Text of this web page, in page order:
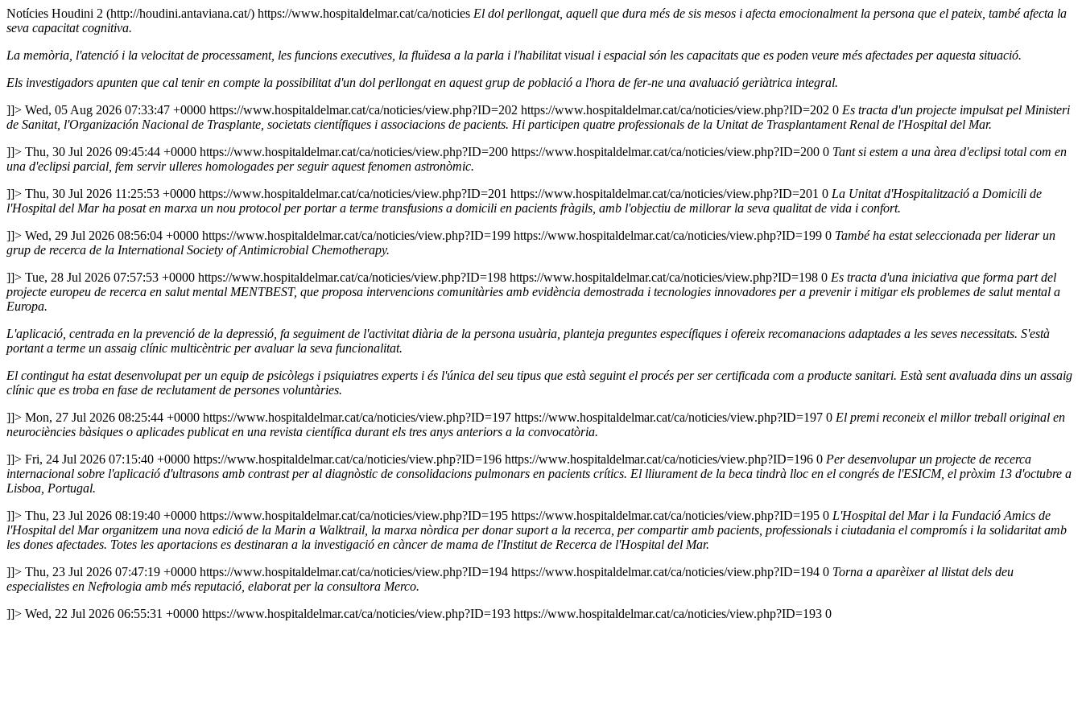
Notícies Houdini 2 (http://houdini.antaviana.cat/) https://www.hospitaldelmar.cat/ca/noticies El dol perllongat, aquell que dura més de sis mesos i afecta emocionalment la persona que el pateix, també afecta la
seva capacitat cognitiva.
La memòria, l'atenció i la velocitat de processament, les funcions executives, la fluïdesa a la parla i l'habilitat visual i espacial són les capacitats que es poden veure més afectades per aquesta situació.
Els investigadors apunten que cal tenir en compte la possibilitat d'un dol perllongat en aquest grup de població a l'hora de fer-ne una avaluació geriàtrica integral.
]]> Wed, 05 Aug 2026 07:33:47 +0000 https://www.hospitaldelmar.cat/ca/noticies/view.php?ID=202 https://www.hospitaldelmar.cat/ca/noticies/view.php?ID=202 0 Es tracta d'un projecte impulsat pel Ministeri
de Sanitat, l'Organización Nacional de Trasplante, societats científiques i associacions de pacients. Hi participen quatre professionals de la Unitat de Trasplantament Renal de l'Hospital del Mar.
]]> Thu, 30 Jul 2026 09:45:44 +0000 https://www.hospitaldelmar.cat/ca/noticies/view.php?ID=200 https://www.hospitaldelmar.cat/ca/noticies/view.php?ID=200 0 Tant si estem a una àrea d'eclipsi total com en
una d'eclipsi parcial, fem servir ulleres homologades per seguir aquest fenomen astronòmic.
]]> Thu, 30 Jul 2026 11:25:53 +0000 https://www.hospitaldelmar.cat/ca/noticies/view.php?ID=201 https://www.hospitaldelmar.cat/ca/noticies/view.php?ID=201 0 La Unitat d'Hospitalització a Domicili de
l'Hospital del Mar ha posat en marxa un nou protocol per portar a terme transfusions a domicili en pacients fràgils, amb l'objectiu de millorar la seva qualitat de vida i confort.
]]> Wed, 29 Jul 2026 08:56:04 +0000 https://www.hospitaldelmar.cat/ca/noticies/view.php?ID=199 https://www.hospitaldelmar.cat/ca/noticies/view.php?ID=199 0 També ha estat seleccionada per liderar un
grup de recerca de la International Society of Antimicrobial Chemotherapy.
]]> Tue, 28 Jul 2026 07:57:53 +0000 https://www.hospitaldelmar.cat/ca/noticies/view.php?ID=198 https://www.hospitaldelmar.cat/ca/noticies/view.php?ID=198 0 Es tracta d'una iniciativa que forma part del
projecte europeu de recerca en salut mental MENTBEST, que proposa intervencions comunitàries amb evidència demostrada i tecnologies innovadores per a prevenir i mitigar els problemes de salut mental a
Europa.
L'aplicació, centrada en la prevenció de la depressió, fa seguiment de l'activitat diària de la persona usuària, planteja preguntes específiques i ofereix recomanacions adaptades a les seves necessitats. S'està
portant a terme un assaig clínic multicèntric per avaluar la seva funcionalitat.
El contingut ha estat desenvolupat per un equip de psicòlegs i psiquiatres experts i és l'única del seu tipus que està seguint el procés per ser certificada com a producte sanitari. Està sent avaluada dins un assaig
clínic que es troba en fase de reclutament de persones voluntàries.
]]> Mon, 27 Jul 2026 08:25:44 +0000 https://www.hospitaldelmar.cat/ca/noticies/view.php?ID=197 https://www.hospitaldelmar.cat/ca/noticies/view.php?ID=197 0 El premi reconeix el millor treball original en
neurociències bàsiques o aplicades publicat en una revista científica durant els tres anys anteriors a la convocatòria.
]]> Fri, 24 Jul 2026 07:15:40 +0000 https://www.hospitaldelmar.cat/ca/noticies/view.php?ID=196 https://www.hospitaldelmar.cat/ca/noticies/view.php?ID=196 0 Per desenvolupar un projecte de recerca
internacional sobre l'aplicació d'ultrasons amb contrast per al diagnòstic de consolidacions pulmonars en pacients crítics. El lliurament de la beca tindrà lloc en el congrés de l'ESICM, el pròxim 13 d'octubre a
Lisboa, Portugal.
]]> Thu, 23 Jul 2026 08:19:40 +0000 https://www.hospitaldelmar.cat/ca/noticies/view.php?ID=195 https://www.hospitaldelmar.cat/ca/noticies/view.php?ID=195 0 L'Hospital del Mar i la Fundació Amics de
l'Hospital del Mar organitzem una nova edició de la Marin a Walktrail, la marxa nòrdica per donar suport a la recerca, per compartir amb pacients, professionals i ciutadania el compromís i la solidaritat amb
les dones afectades. Totes les aportacions es destinaran a la investigació en càncer de mama de l'Institut de Recerca de l'Hospital del Mar.
]]> Thu, 23 Jul 2026 07:47:19 +0000 https://www.hospitaldelmar.cat/ca/noticies/view.php?ID=194 https://www.hospitaldelmar.cat/ca/noticies/view.php?ID=194 0 Torna a aparèixer al llistat dels deu
especialistes en Nefrologia amb més reputació, elaborat per la consultora Merco.
]]> Wed, 22 Jul 2026 06:55:31 +0000 https://www.hospitaldelmar.cat/ca/noticies/view.php?ID=193 https://www.hospitaldelmar.cat/ca/noticies/view.php?ID=193 0